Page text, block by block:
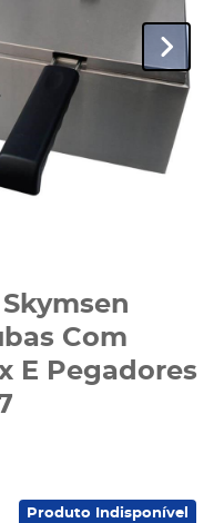
Com
E Pegadores
Produto Indisponível